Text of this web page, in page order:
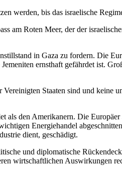
werden, bis das israelische
am Roten Meer, der der
in Gaza zu fordern. Die
ernsthaft gefährdet ist.
Vereinigten Staaten sind und keine
als den Amerikanern. Die
Energiehandel
dient, geschädigt.
und diplomatische
wirtschaftlichen Auswirkungen